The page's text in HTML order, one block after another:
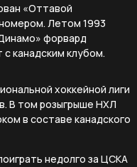
«Оттавой
Летом 1993
форвард
канадским клубом.
хоккейной лиги
В том розыгрыше НХЛ
в составе канадского
недолго за ЦСКА